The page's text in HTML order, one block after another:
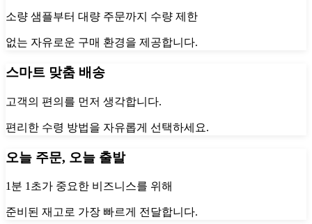
소량 샘플부터 대량 주문까지 수량 제한
없는 자유로운 구매 환경을 제공합니다.
스마트 맞춤 배송
고객의 편의를 먼저 생각합니다.
편리한 수령 방법을 자유롭게 선택하세요.
오늘 주문, 오늘 출발
1분 1초가 중요한 비즈니스를 위해
준비된 재고로 가장 빠르게 전달합니다.